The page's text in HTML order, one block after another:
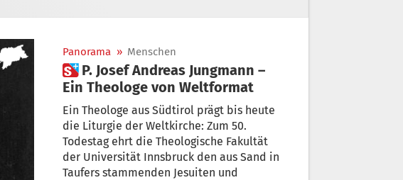
Panorama » Menschen
 P. Josef Andreas Jungmann –
Ein Theologe von Weltformat
Ein Theologe aus Südtirol prägt bis heute
die Liturgie der Weltkirche: Zum 50.
Todestag ehrt die Theologische Fakultät
der Universität Innsbruck den aus Sand in
Taufers stammenden Jesuiten und